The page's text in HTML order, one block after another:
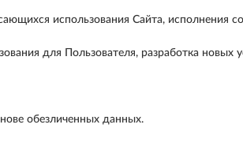
использования Сайта, исполнения
для Пользователя, разработка новых
обезличенных данных.